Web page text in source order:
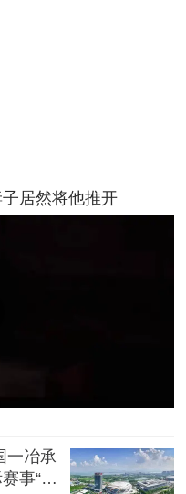
居然将他推开
一冶承
事“首